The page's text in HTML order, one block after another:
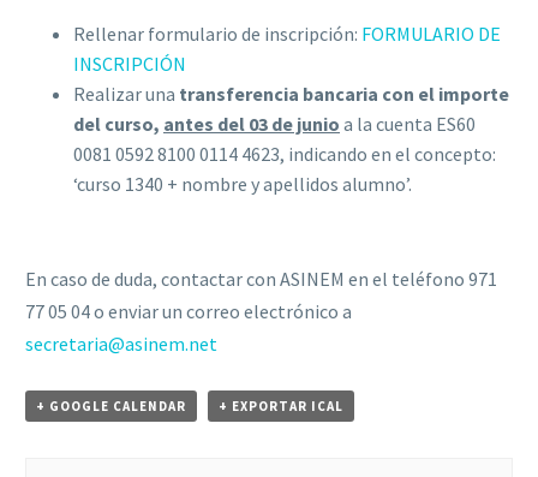
Rellenar formulario de inscripción: FORMULARIO DE
INSCRIPCIÓN
Realizar una transferencia bancaria con el importe
del curso, antes del 03 de junio a la cuenta ES60
0081 0592 8100 0114 4623, indicando en el concepto:
‘curso 1340 + nombre y apellidos alumno’.
En caso de duda, contactar con ASINEM en el teléfono 971
77 05 04 o enviar un correo electrónico a
secretaria@asinem.net
+ GOOGLE CALENDAR + EXPORTAR ICAL